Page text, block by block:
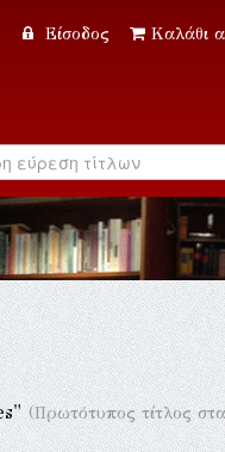
Είσοδος Καλάθι
(Πρωτότυπος τίτλος